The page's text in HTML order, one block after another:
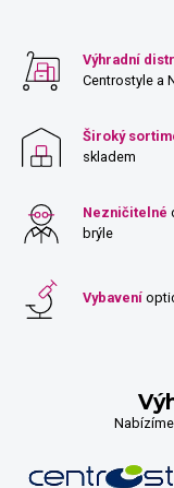
Výhradní
Centrostyle a
Široký
skladem
Nezničitelné
brýle
Vybavení